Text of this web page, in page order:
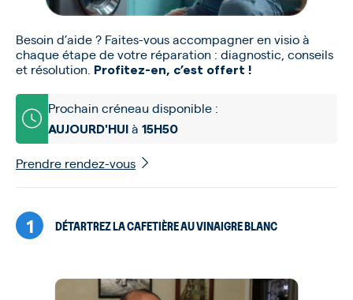
Besoin d’aide ? Faites-vous accompagner en visio à
chaque étape de votre réparation : diagnostic, conseils
et résolution.
Profitez-en, c’est offert !
Prochain créneau disponible :
AUJOURD'HUI à 15H50
Prendre rendez-vous
1 DÉTARTREZ LA CAFETIÈRE AU VINAIGRE BLANC